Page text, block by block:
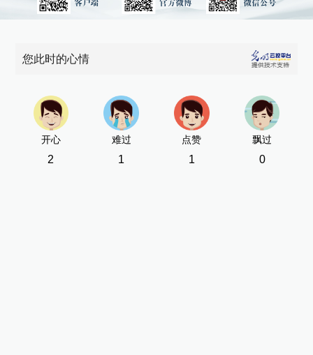
您此时的心情
开心
2
难过
1
点赞
1
飘过
0